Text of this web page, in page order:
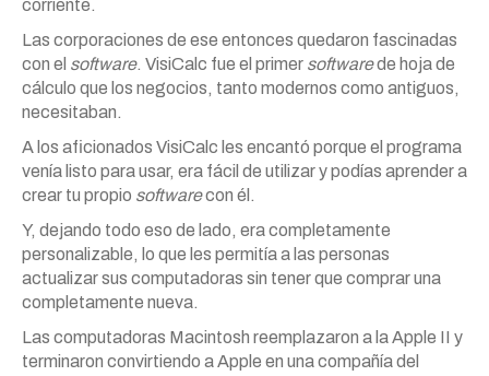
corriente.
Las corporaciones de ese entonces quedaron fascinadas
con el software. VisiCalc fue el primer softwarede hoja de
cálculo que los negocios, tanto modernos como antiguos,
necesitaban.
A los aficionados VisiCalc les encantó porque el programa
venía listo para usar, era fácil de utilizar y podías aprender a
crear tu propio softwarecon él.
Y, dejando todo eso de lado, era completamente
personalizable, lo que les permitía a las personas
actualizar sus computadoras sin tener que comprar una
completamente nueva.
Las computadoras Macintosh reemplazaron a la Apple II y
terminaron convirtiendo a Apple en una compañía del